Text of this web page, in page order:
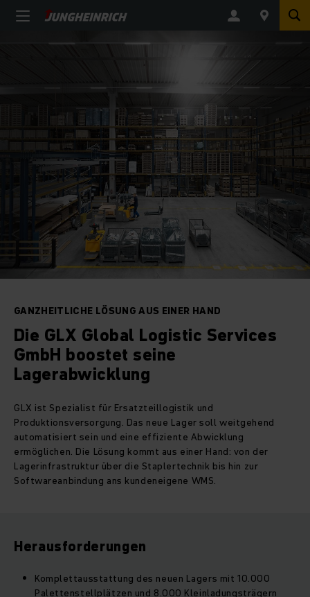
GANZHEITLICHE LÖSUNG AUS EINER HAND
Die GLX Global Logistic Services
GmbH boostet seine
Lagerabwicklung
GLX ist Spezialist für Ersatzteillogistik und
Produktionsversorgung. Das neue Lager soll weitgehend
automatisiert sein und eine effiziente Abwicklung
ermöglichen. Die Lösung kommt aus einer Hand: von der
Lagerinfrastruktur über die Staplertechnik bis hin zur
Softwareanbindung ans kundeneigene WMS.
Herausforderungen
Komplettausstattung des neuen Lagers mit 10.000
Palettenstellplätzen und 8.000 Kleinladungsträgern